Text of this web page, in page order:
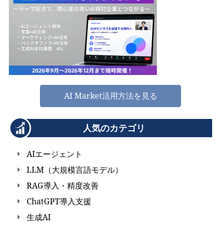
AI Market活用方法を見る
人気のカテゴリ
AIエージェント
LLM（大規模言語モデル）
RAG導入・精度改善
ChatGPT導入支援
生成AI